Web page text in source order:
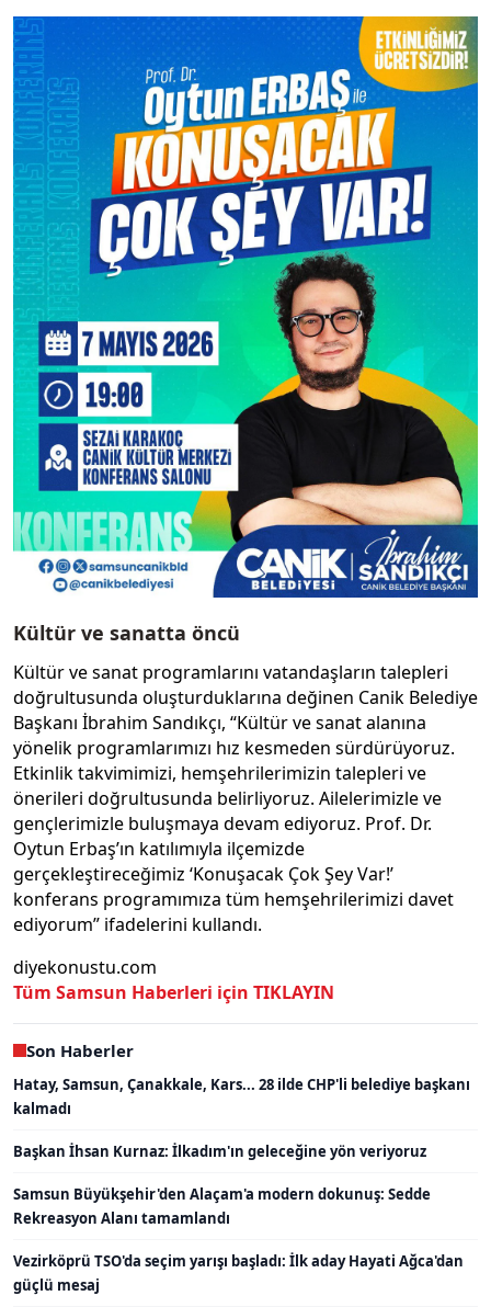
Kültür ve sanatta öncü
Kültür ve sanat programlarını vatandaşların talepleri
doğrultusunda oluşturduklarına değinen Canik Belediye
Başkanı İbrahim Sandıkçı, “Kültür ve sanat alanına
yönelik programlarımızı hız kesmeden sürdürüyoruz.
Etkinlik takvimimizi, hemşehrilerimizin talepleri ve
önerileri doğrultusunda belirliyoruz. Ailelerimizle ve
gençlerimizle buluşmaya devam ediyoruz. Prof. Dr.
Oytun Erbaş’ın katılımıyla ilçemizde
gerçekleştireceğimiz ‘Konuşacak Çok Şey Var!’
konferans programımıza tüm hemşehrilerimizi davet
ediyorum” ifadelerini kullandı.
diyekonustu.com
Tüm Samsun Haberleri için TIKLAYIN
Son Haberler
Hatay, Samsun, Çanakkale, Kars... 28 ilde CHP'li belediye başkanı
kalmadı
Başkan İhsan Kurnaz: İlkadım'ın geleceğine yön veriyoruz
Samsun Büyükşehir'den Alaçam'a modern dokunuş: Sedde
Rekreasyon Alanı tamamlandı
Vezirköprü TSO'da seçim yarışı başladı: İlk aday Hayati Ağca'dan
güçlü mesaj